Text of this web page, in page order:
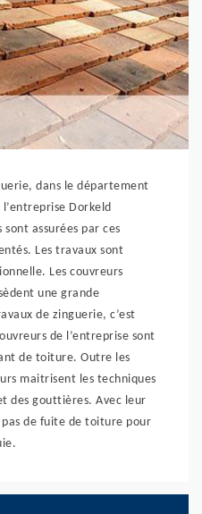
dans le département
Dorkeld
assurées par ces
Les travaux sont
Les couvreurs
une grande
de zinguerie, c’est
de l’entreprise sont
de toiture. Outre les
maitrisent les techniques
des gouttières. Avec leur
de fuite de toiture pour